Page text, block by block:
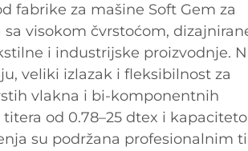
fabrike za mašine Soft Gem za
visokom čvrstoćom,
i industrijske proizvodnje.
veliki izlazak i fleksibilnost za
vlakna i bi-komponentnih
od 0.78–25 dtex i
su podržana profesionalnim